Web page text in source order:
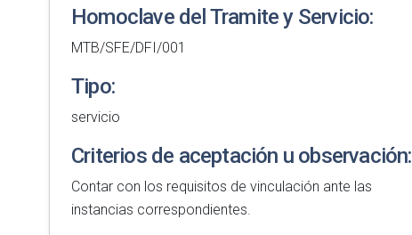
Homoclave del Tramite y Servicio:
MTB/SFE/DFI/001
Tipo:
servicio
Criterios de aceptación u observación:
Contar con los requisitos de vinculación ante las
instancias correspondientes.